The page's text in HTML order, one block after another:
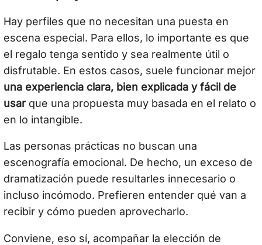
Hay perfiles que no necesitan una puesta en
escena especial. Para ellos, lo importante es que
el regalo tenga sentido y sea realmente útil o
disfrutable. En estos casos, suele funcionar mejor
una experiencia clara, bien explicada y fácil de
usar que una propuesta muy basada en el relato o
en lo intangible.
Las personas prácticas no buscan una
escenografía emocional. De hecho, un exceso de
dramatización puede resultarles innecesario o
incluso incómodo. Prefieren entender qué van a
recibir y cómo pueden aprovecharlo.
Conviene, eso sí, acompañar la elección de